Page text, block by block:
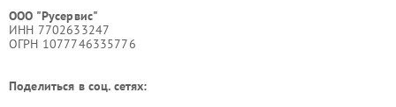
ООО "Русервис"
ИНН 7702633247
ОГРН 1077746335776
Поделиться в соц. сетях: